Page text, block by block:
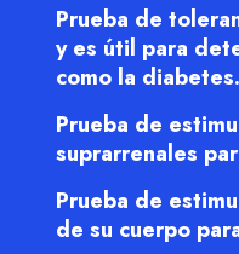
Prueba de
y es útil para
como la diabetes.
Prueba de
suprarrenales
Prueba de
de su cuerpo